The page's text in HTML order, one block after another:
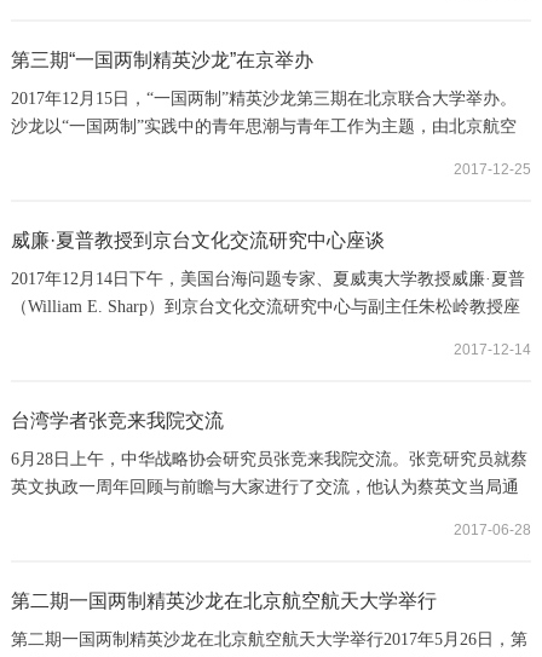
规定“违宪”，台北地方法院判决“太阳花学运”被告全部无罪，台湾“立
第三期“一国两制精英沙龙”在京举办
2017年12月15日，“一国两制”精英沙龙第三期在北京联合大学举办。
沙龙以“一国两制”实践中的青年思潮与青年工作为主题，由北京航空
集人陈晓锋以“敢言计划”主旨，介绍了“敢言计划”以及计划的下一步
工作方向，如宪法和基本法走...
2017-12-25
威廉·夏普教授到京台文化交流研究中心座谈
2017年12月14日下午，美国台海问题专家、夏威夷大学教授威廉·夏普
（William E. Sharp）到京台文化交流研究中心与副主任朱松岭教授座
2017-12-14
台湾学者张竞来我院交流
6月28日上午，中华战略协会研究员张竞来我院交流。张竞研究员就蔡
英文执政一周年回顾与前瞻与大家进行了交流，他认为蔡英文当局通
教授主持，我院台湾政党政治研究所所长陈星副教授和北京航空航天
大学法学院副教授、一国两制法律研...
2017-06-28
第二期一国两制精英沙龙在北京航空航天大学举行
第二期一国两制精英沙龙在北京航空航天大学举行2017年5月26日，第